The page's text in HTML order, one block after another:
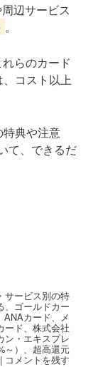
辺サービス
。
らのカード
コスト以上
典や注意
て、できるだ
サービス別の特
ゴールドカー
、ANAカード メ
ード 、株式会社
ン・エキスプレ
） 超高還元
| コメントを残す